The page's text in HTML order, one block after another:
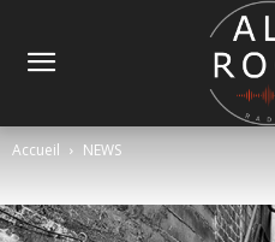
Accueil NEWS